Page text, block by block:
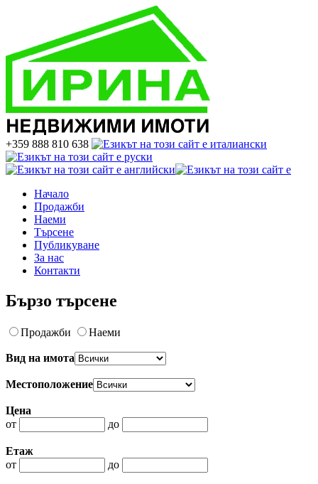
+359 888 810 638
Начало
Продажби
Наеми
Търсене
Публикуване
За нас
Контакти
Бързо търсене
Продажби Наеми
Вид на имота
Местоположение
Цена
от
до
Етаж
от
до